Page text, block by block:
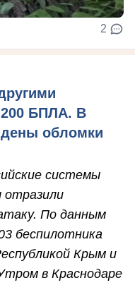
2
200 БПЛА. В
обломки
системы
отразили
По данным
беспилотника
Крым и
в Краснодаре